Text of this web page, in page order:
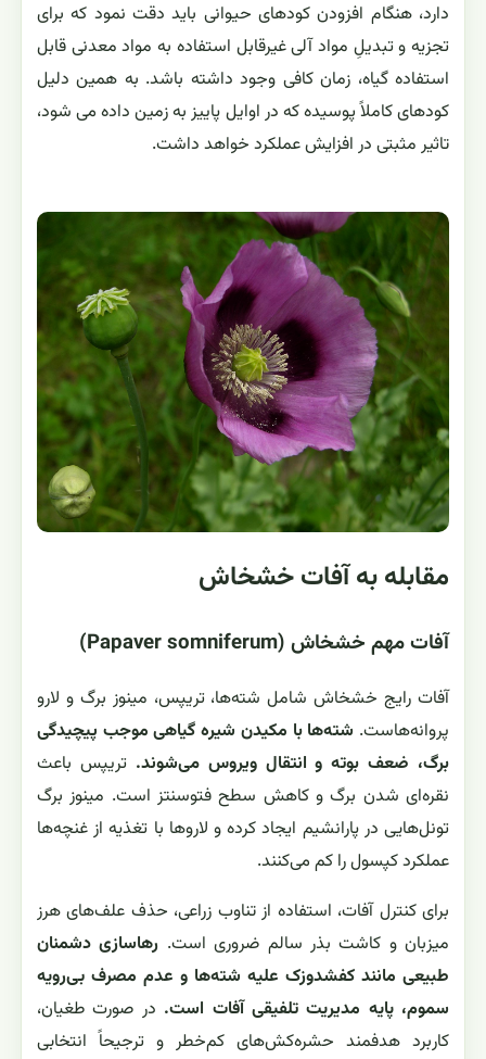
دارد، هنگام افزودن کودهای حیوانی باید دقت نمود که برای
تجزیه و تبدیلِ مواد آلی غیرقابل استفاده به مواد معدنی قابل
استفاده گیاه، زمان کافی وجود داشته باشد. به همین دلیل
کودهای کاملاً پوسیده که در اوایل پاییز به زمین داده می شود،
تاثیر مثبتی در افزایش عملکرد خواهد داشت.
مقابله به آفات خشخاش
آفات مهم خشخاش (Papaver somniferum)
آفات رایج خشخاش شامل شته‌ها، تریپس، مینوز برگ و لارو
پروانه‌هاست. شته‌ها با مکیدن شیره گیاهی موجب پیچیدگی
برگ، ضعف بوته و انتقال ویروس می‌شوند. تریپس باعث
نقره‌ای شدن برگ و کاهش سطح فتوسنتز است. مینوز برگ
تونل‌هایی در پارانشیم ایجاد کرده و لاروها با تغذیه از غنچه‌ها
عملکرد کپسول را کم می‌کنند.
برای کنترل آفات، استفاده از تناوب زراعی، حذف علف‌های هرز
میزبان و کاشت بذر سالم ضروری است. رهاسازی دشمنان
طبیعی مانند کفشدوزک علیه شته‌ها و عدم مصرف بی‌رویه
سموم، پایه مدیریت تلفیقی آفات است. در صورت طغیان،
کاربرد هدفمند حشره‌کش‌های کم‌خطر و ترجیحاً انتخابی